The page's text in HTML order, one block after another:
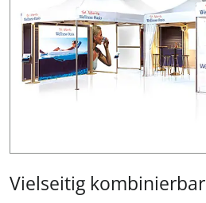
Vielseitig kombinierbar